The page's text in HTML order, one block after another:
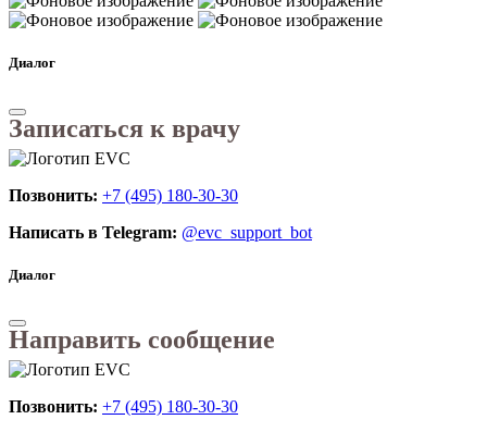
Диалог
Записаться к врачу
Позвонить: +7 (495) 180-30-30
Написать в Telegram: @evc_support_bot
Диалог
Направить сообщение
Позвонить: +7 (495) 180-30-30